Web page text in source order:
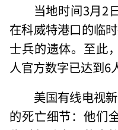
当地时间3月2
在科威特港口的临
士兵的遗体。至此
人官方数字已达到6
美国有线电视
的死亡细节：他们